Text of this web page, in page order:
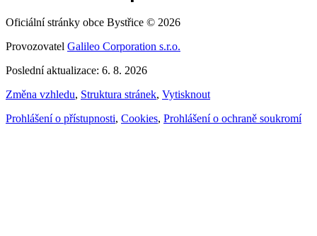
Oficiální stránky obce Bystřice © 2026
Provozovatel Galileo Corporation s.r.o.
Poslední aktualizace: 6. 8. 2026
Změna vzhledu, Struktura stránek, Vytisknout
Prohlášení o přístupnosti, Cookies, Prohlášení o ochraně soukromí